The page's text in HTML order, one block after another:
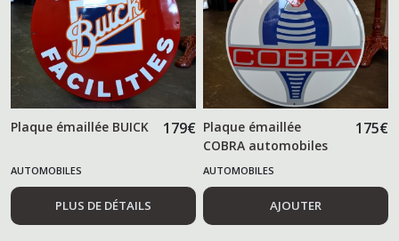
Plaque émaillée BUICK 179€
AUTOMOBILES
PLUS DE DÉTAILS
Plaque émaillée
COBRA automobiles
175€
AUTOMOBILES
AJOUTER